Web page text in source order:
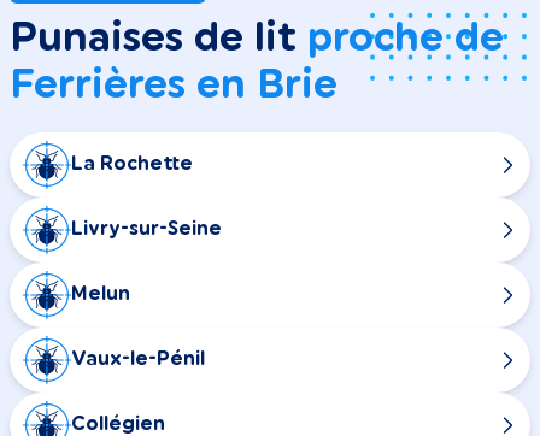
Punaises de lit proche de
Ferrières en Brie
La Rochette
Livry-sur-Seine
Melun
Vaux-le-Pénil
Collégien